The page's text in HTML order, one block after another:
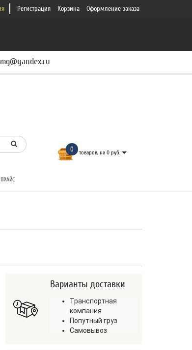
Регистрация Корзина Оформление заказа
0 товаров, на 0 руб.
ПРАЙС
Варианты доставки
Транспортная
компания
Попутный груз
Самовывоз